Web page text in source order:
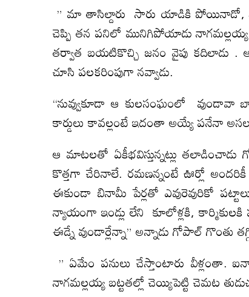
” మా తాసిల్దారు సారు యాడికి పోయినాడో,
చెప్పి తన పనిలో మునిగిపోయాడు
తర్వాత బయటికొచ్చి జనం వైపు కదిలాడు .
చూసి పలకరింపుగా నవ్వాడు.
“నువ్వుకూడా ఆ కులసంఘంలో వుండావా
కార్డులు కావల్లంటే ఇదంతా అయ్యే పనేనా
ఆ మాటలతో ఏకీభవిస్తున్నట్లు
కొత్తగా చేరినాలే. రమణన్నంటే ఊర్లో
ఈకుండా బినామీ పేర్లతో ఎవురెవురికో
న్యాయంగా ఇండ్లు లేని కూలోళ్లకి,
ఈడ్నే వుండార్లేన్నా” అన్నాడు గోపాల్ గొంతు
” ఏమేం పనులు చేస్తాంటారు
నాగమల్లయ్య బట్టతల్లో చెయ్యిపెట్టి చెమట